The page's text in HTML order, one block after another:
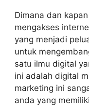
Dimana dan
mengakses
yang menjadi
untuk
satu ilmu digital
ini adalah digital
marketing ini
anda yang